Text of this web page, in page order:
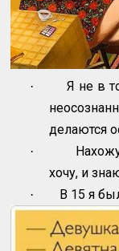
·
Я не в
делаются
·
хочу, и
· В 15 я